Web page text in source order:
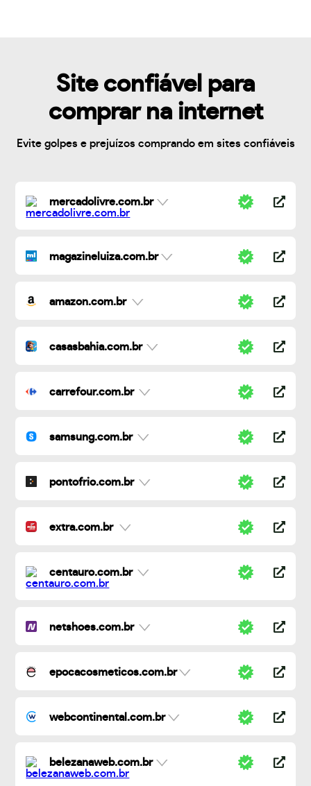
Site confiável para
comprar na internet
Evite golpes e prejuízos comprando em sites confiáveis
mercadolivre.com.br
magazineluiza.com.br
amazon.com.br
casasbahia.com.br
carrefour.com.br
samsung.com.br
pontofrio.com.br
extra.com.br
centauro.com.br
netshoes.com.br
epocacosmeticos.com.br
webcontinental.com.br
belezanaweb.com.br